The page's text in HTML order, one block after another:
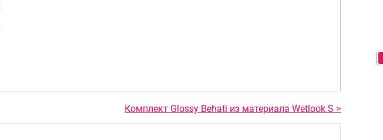
Комплект Glossy Behati из материала Wetlook S >